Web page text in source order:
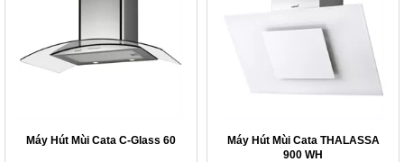
Máy Hút Mùi Cata C-Glass 60
Máy Hút Mùi Cata THALASSA
900 WH